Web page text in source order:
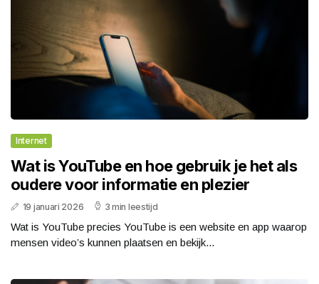
Internet
Wat is YouTube en hoe gebruik je het als
oudere voor informatie en plezier
19 januari 2026 3 min leestijd
Wat is YouTube precies YouTube is een website en app waarop
mensen video’s kunnen plaatsen en bekijk...